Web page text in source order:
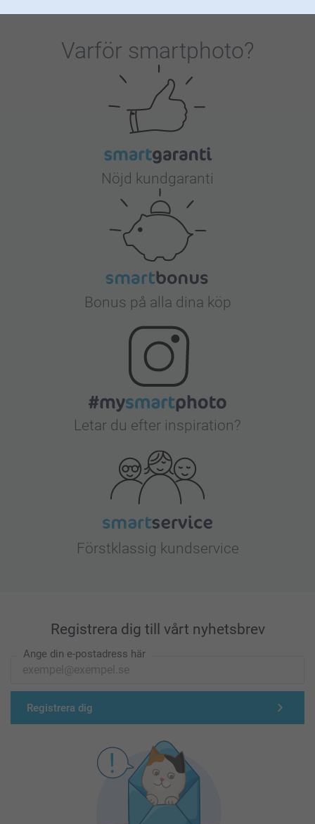
Varför smartphoto?
Nöjd kundgaranti
Bonus på alla dina köp
Letar du efter inspiration?
Förstklassig kundservice
Registrera dig till vårt nyhetsbrev
Ange din e-postadress här
Registrera dig